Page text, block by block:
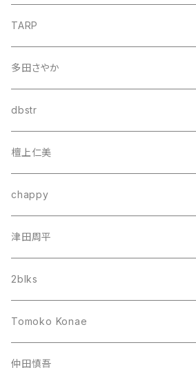
TARP
多田さやか
dbstr
檀上仁美
chappy
津田周平
2blks
Tomoko Konae
仲田慎吾